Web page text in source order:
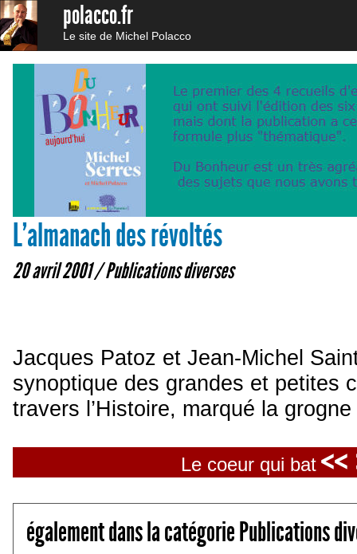
polacco.fr
Le site de Michel Polacco
L’almanach des révoltés
20 avril 2001 /Publications diverses
Jacques Patoz et Jean-Michel
synoptique des grandes et petites
travers l’Histoire, marqué la
Le coeur qui bat <<
également dans la catégorie Publications